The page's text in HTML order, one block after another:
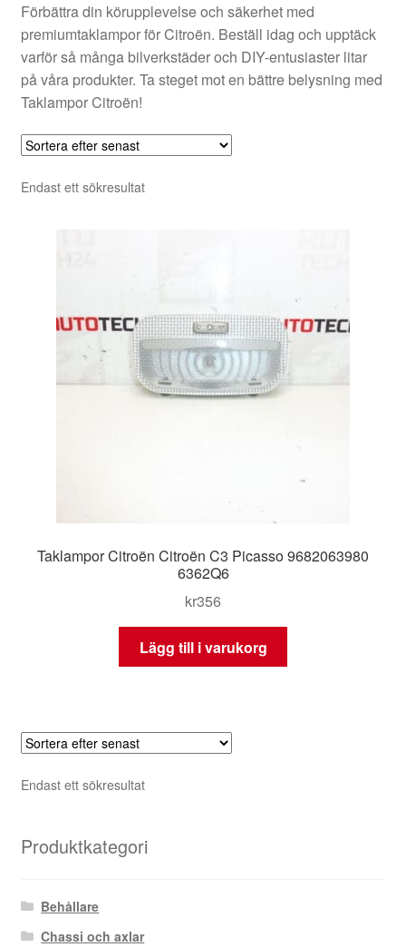
Villkor
Förbättra din körupplevelse och säkerhet med
premiumtaklampor för Citroën. Beställ idag och upptäck
varför så många bilverkstäder och DIY-entusiaster litar
på våra produkter. Ta steget mot en bättre belysning med
Taklampor Citroën!
Endast ett sökresultat
Taklampor Citroën Citroën C3 Picasso 9682063980
6362Q6
kr356
Lägg till i varukorg
Endast ett sökresultat
Produktkategori
Behållare
Chassi och axlar